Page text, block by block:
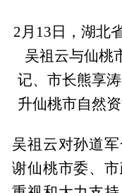
2月13日，湖北
吴祖云与仙桃
记、市长熊享
升仙桃市自然
吴祖云对孙道
谢仙桃市委、